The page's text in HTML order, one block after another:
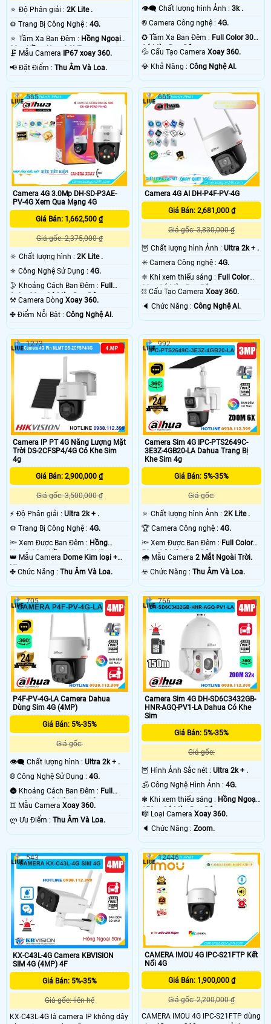
🔅 Độ Phân giải : 2K Lite .
⚙ Trang Bị Công Nghệ : 4G.
🔅 Tầm Xa Ban Đêm : Hồng Ngoại
30m Hồng Ngoại SMD.
🗜️ Mẫu Camera
IP67 xoay 360.
️📢 Đặt Điểm : Thu Âm Và Loa.
👁️‍🗨 Chất lượng hình Ảnh :3k .
®️ Camera Công nghệ :4G.
✪ Tầm Xa Ban Đêm : Full Color 30m
Có Màu Ban Ðêm.
💦 Cấu Tạo CameraXoay 360.
️💎 Khả Năng :Công Nghệ AI.
Camera 4G 3.0Mp DH-SD-P3AE-
PV-4G Xem Qua Mạng 4G
Giá Bán: 1,662,500 ₫
Giá gốc: 2,375,000 ₫
🔆 Chất lượng hình : 2K Lite .
⚜️ Công Nghệ Sử Dụng : 4G.
🌛 Khoảng Cách Ban Đêm : Full
Color 30m Có Màu Ban Ðêm.
⚒ Camera Dòng Xoay 360.
️✤ Điểm Nỗi Bật : Công Nghệ AI.
565
Camera 4G AI DH-P4F-PV-4G
Giá Bán: 2,681,000 ₫
Giá gốc: 3,830,000 ₫
🦉 Chất lượng hình Ảnh :Ultra 2k + .
✳️ Camera Công nghệ :4G.
❈ Khi xem thiếu sáng : Full Color
30m Có Màu Ban Ðêm.
⛓ Cấu Tạo CameraXoay 360.
️🔈 Chức Năng :Công Nghệ AI.
665
Camera IP PT 4G Năng Lượng Mặt
Trời DS-2CFSP4/4G Có Khe Sim
4g
Giá Bán: 2,900,000 ₫
Giá gốc: 3,500,000 ₫
️⚡ Độ Phân giải : Ultra 2k + .
⚙ Trang Bị Công Nghệ : 4G.
🔦 Xem Được Ban Đêm : Hồng
Ngoại 30m Hồng Ngoại SMD.
👑 Mẫu Camera Dome Kim loại +
Nhựa.
️✤ Chức Năng : Thu Âm Và Loa.
1273
Camera Sim 4G IPC-PTS2649C-
3E3Z-4GB20-LA Dahua Trang Bị
Khe Sim 4g
Giá Bán: 5%-35%
Giá gốc:
🔅 Chất lượng hình Ảnh :2K Lite .
🏆 Camera Công nghệ :4G.
🔦 Xem Được Ban Đêm : Full Color
50m Có Màu Ban Ðêm.
🌧️ Mẫu Camera2 Mắt Ngoài Trời.
️☣️ Chức Năng :Thu Âm Và Loa.
992
P4F-PV-4G-LA Camera Dahua
Dùng Sim 4G (4MP)
Giá Bán: 5%-35%
Giá gốc:
👁️‍🗨 Chất lượng hình : Ultra 2k + .
®️ Công Nghệ Sử Dụng : 4G.
🌚 Khoảng Cách Ban Đêm : Full
Color 30m Có Màu Ban Ðêm.
♊ Mẫu Camera Xoay 360.
️ლ Ưu Điểm : Thu Âm Và Loa.
705
Camera Sim 4G DH-SD6C3432GB-
HNR-AGQ-PV1-LA Dahua Có Khe
Sim
Giá Bán: 5%-35%
Giá gốc:
🦉 Hình Ảnh Sắc nét :Ultra 2k + .
🕉️ Công Nghệ Hình Ảnh :4G.
❃ Khi xem thiếu sáng : Hồng Ngoại
150m Có Màu Ban Ðêm.
🎼️ Loại CameraXoay 360.
️🔈 Chức Năng :Zoom.
766
KX-C43L-4G Camera KBVISION
SIM 4G (4MP) 4F
Giá Bán: 5%-35%
Giá gốc: liên hệ
KX-C43L-4G là camera IP không dây
543
CAMERA IMOU 4G IPC-S21FTP Kết
Nối 4G
Giá Bán: 1,900,000 ₫
Giá gốc: 2,200,000 ₫
CAMERA IMOU 4G IPC-S21FTP dùng
12446